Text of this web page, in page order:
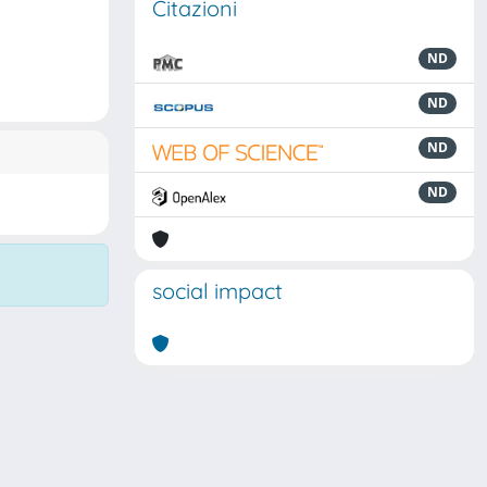
Citazioni
ND
ND
ND
ND
social impact